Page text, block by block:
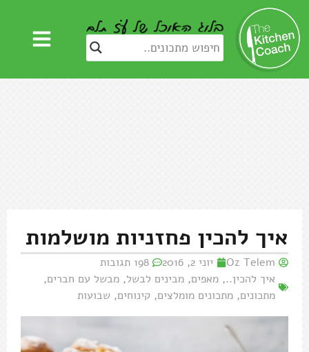
איך להכין פחזניות מושלמות
Oz Telem יוני 2, 2016
198 תגובות
איך להכין.., מאפים, מבינים לבשל, מבשל עם חברים,
מתכונים, מתכונים מומלצים, קינוחים, שבועות